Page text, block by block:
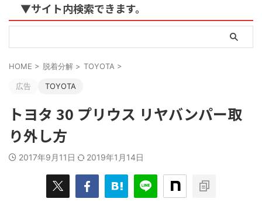
▼サイト内検索できます。
HOME > 脱着分解 > TOYOTA >
広告 TOYOTA
トヨタ 30 プリウス リヤバンパー取
り外し方
2017年9月11日 2019年1月14日